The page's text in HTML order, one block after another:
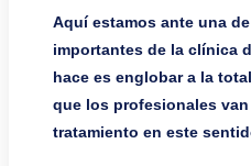
Aquí estamos ante una
importantes de la clínica
hace es englobar a la
que los profesionales
tratamiento en este